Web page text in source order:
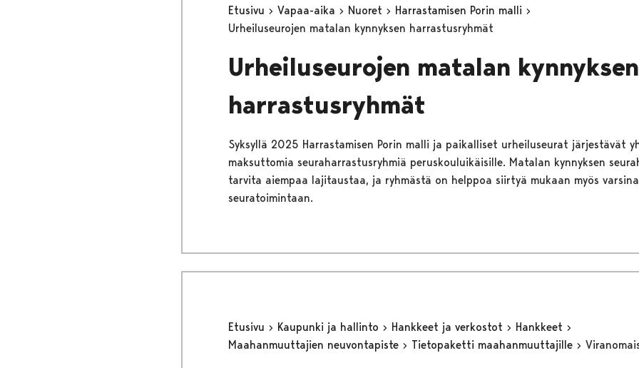
Etusivu Vapaa-aika Nuoret
Harrastamisen Porin malli
Urheiluseurojen matalan kynnyksen harrastusryhmät
Urheiluseurojen matalan kynnyksen
harrastusryhmät
Syksyllä 2025 Harrastamisen Porin malli ja paikalliset urheiluseurat järjestävät
maksuttomia seuraharrastusryhmiä peruskouluikäisille. Matalan kynnyksen
tarvita aiempaa lajitaustaa, ja ryhmästä on helppoa siirtyä mukaan myös
seuratoimintaan.
Etusivu Kaupunki ja hallinto Hankkeet ja verkostot
Hankkeet
Maahanmuuttajien neuvontapiste
Tietopaketti maahanmuuttajille